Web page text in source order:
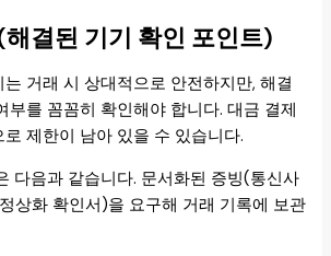
결된 기기 확인 포인트)
거래 시 상대적으로 안전하지만, 해결
부를 꼼꼼히 확인해야 합니다. 대금 결제
제한이 남아 있을 수 있습니다.
다음과 같습니다. 문서화된 증빙(통신사
상화 확인서)을 요구해 거래 기록에 보관